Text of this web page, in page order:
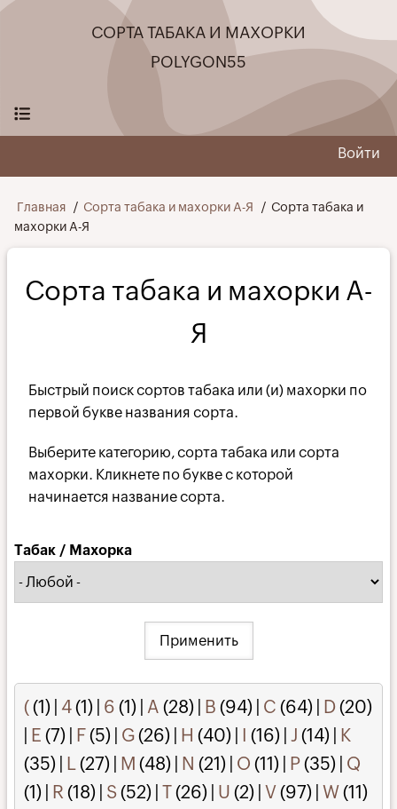
Перейти
СОРТА ТАБАКА И МАХОРКИ
POLYGON55
menu
Войти
Строка
навигации
Главная Сорта табака и махорки А-Я
Сорта табака и
махорки А-Я
Сорта табака и махорки А-
Я
Быстрый поиск сортов табака или (и) махорки по
первой букве названия сорта.
Выберите категорию, сорта табака или сорта
махорки. Кликнете по букве с которой
начинается название сорта.
Табак / Махорка
((1) 4(1) 6 (1) A (28) B (94) C (64) D(20)
E (7) F(5) G(26) H (40) I (16) J (14) K
(35) L (27) M (48) N (21) O (11) P(35) Q
(1) R (18) S(52) T(26) U (2) V(97) W(11)